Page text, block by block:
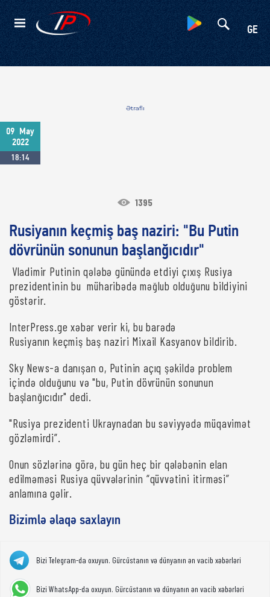
GE
Kateqoriyalar
Ətraflı
09
May
2022
18:14
1395
Rusiyanın keçmiş baş naziri: "Bu Putin
dövrünün sonunun başlanğıcıdır"
Vladimir Putinin qələbə günündə etdiyi çıxış Rusiya
prezidentinin bu müharibədə məğlub olduğunu bildiyini
göstərir.
InterPress.ge xəbər verir ki, bu barədə
Rusiyanın keçmiş baş naziri Mixail Kasyanov bildirib.
Sky News-a danışan o, Putinin açıq şəkildə problem
içində olduğunu və "bu, Putin dövrünün sonunun
başlanğıcıdır" dedi.
"Rusiya prezidenti Ukraynadan bu səviyyədə müqavimət
gözləmirdi”.
Onun sözlərinə görə, bu gün heç bir qələbənin elan
edilməməsi Rusiya qüvvələrinin “qüvvətini itirməsi”
anlamına gəlir.
Bizimlə əlaqə saxlayın
Bizi Telegram-da oxuyun. Gürcüstanın və dünyanın ən vacib xəbərləri
Bizi WhatsApp-da oxuyun. Gürcüstanın və dünyanın ən vacib xəbərləri